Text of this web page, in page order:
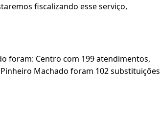
fiscalizando esse serviço,
foram: Centro com 199 atendimentos,
Machado foram 102 substituições